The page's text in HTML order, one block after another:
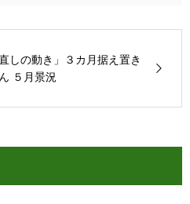
直しの動き」３カ月据え置き
５月景況